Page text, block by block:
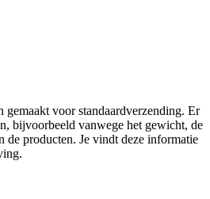
gemaakt voor standaardverzending. Er
bijvoorbeeld vanwege het gewicht, de
de producten. Je vindt deze informatie